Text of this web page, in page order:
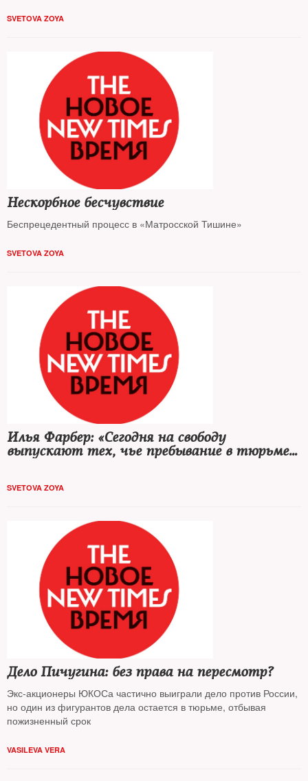
SVETOVA ZOYA
Нескорбное бесчувствие
Беспрецедентный процесс в «Матросской Тишине»
SVETOVA ZOYA
Илья Фарбер: «Сегодня на свободу
выпускают тех, чье пребывание в тюрьме
SVETOVA ZOYA
Дело Пичугина: без права на пересмотр?
Экс-акционеры ЮКОСа частично выиграли дело против России,
но один из фигурантов дела остается в тюрьме, отбывая
пожизненный срок
VASILEVA VERA